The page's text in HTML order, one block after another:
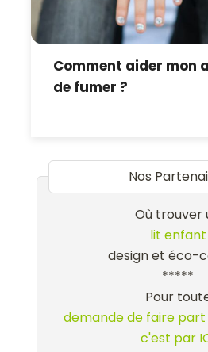
Comment aider mon
de fumer ?
Nos
Où trouver
lit enfant
design et éco-
*****
Pour
demande de faire part
c'est par